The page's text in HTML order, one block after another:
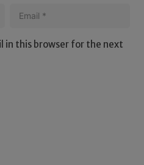
in this browser for the next